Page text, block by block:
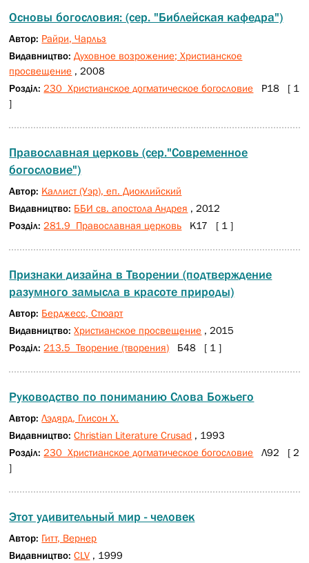
Основы богословия: (сер. "Библейская кафедра")
Автор: Райри, Чарльз
Видавництво:Духовное возрожение; Христианское
просвещение , 2008
Розділ: 230 Христианское догматическое богословие Р18 [ 1
]
Православная церковь (сер."Современное
богословие")
Автор: Каллист (Уэр), еп. Диоклийский
Видавництво: ББИ св. апостола Андрея , 2012
Розділ: 281.9 Православная церковь К17 [ 1 ]
Признаки дизайна в Творении (подтверждение
разумного замысла в красоте природы)
Автор: Берджесс, Стюарт
Видавництво:Христианское просвещение , 2015
Розділ: 213.5 Творение (творения) Б48 [ 1 ]
Руководство по пониманию Слова Божьего
Автор:Лэдярд, Глисон Х.
Видавництво:Christian Literature Crusad , 1993
Розділ: 230 Христианское догматическое богословие Л92 [ 2
]
Этот удивительный мир - человек
Автор: Гитт, Вернер
Видавництво:CLV , 1999